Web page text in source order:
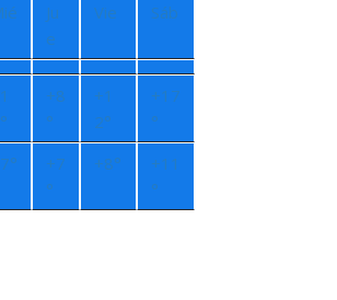
Ju
e
Vie Sáb
1
+8
°
+1
2°
+17
°
7° +7
°
+8° +11
°